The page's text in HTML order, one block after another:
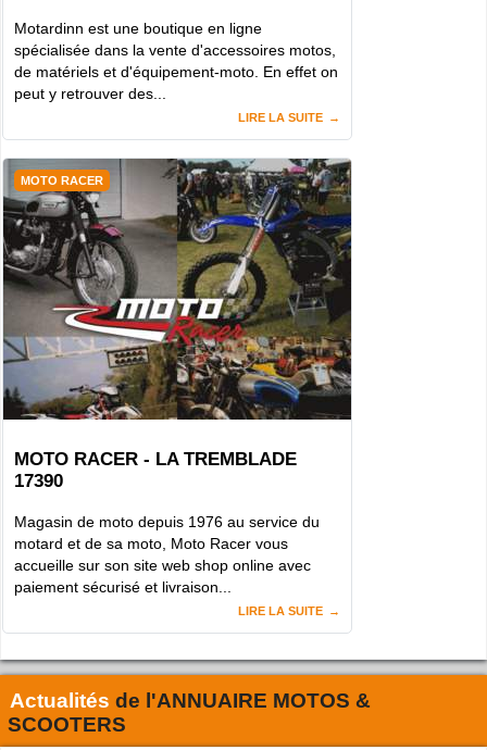
Motardinn est une boutique en ligne
spécialisée dans la vente d'accessoires motos,
de matériels et d'équipement-moto. En effet on
peut y retrouver des...
LIRE LA SUITE
MOTO RACER
MOTO RACER - LA TREMBLADE
17390
Magasin de moto depuis 1976 au service du
motard et de sa moto, Moto Racer vous
accueille sur son site web shop online avec
paiement sécurisé et livraison...
LIRE LA SUITE
Actualités de l'ANNUAIRE MOTOS &
SCOOTERS